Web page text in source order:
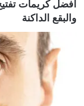
أفضل كريمات
والبقع الداكنة